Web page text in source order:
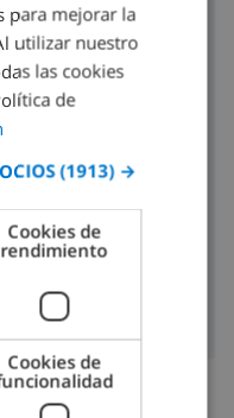
SPANISH
DUTCH
FRENCH
GERMAN
CATALAN
ITALIAN
DANISH
para mejorar la
utilizar nuestro
las cookies
de
(1913) →
Cookies de
rendimiento
Cookies de